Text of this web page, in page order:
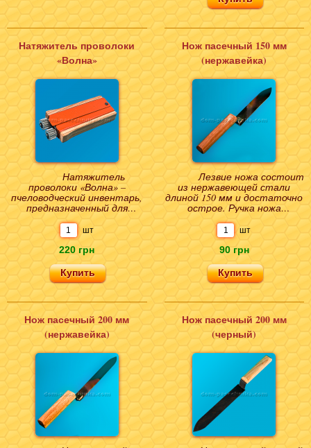
шт
220 грн
Натяжитель проволоки
«Волна»
Натяжитель
проволоки «Волна» –
пчеловодческий инвентарь,
предназначенный для
придания должной
жесткости оснащению
рамки в процессе п..
шт
90 грн
Нож пасечный 150 мм
(нержавейка)
Лезвие ножа состоит
из нержавеющей стали
длиной 150 мм и достаточно
острое. Ручка ножа
изготовлена из дерева, что
позволит Вам споко..
Нож пасечный 200 мм
(нержавейка)
Нож пасечный 200 мм
(черный)